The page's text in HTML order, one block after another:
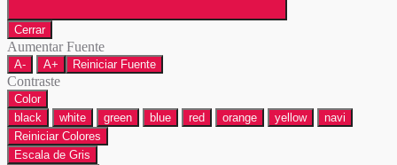
Cerrar
Aumentar Fuente
A- A+ Reiniciar Fuente
Contraste
Color
black
white green blue red orange yellow
navi
Reiniciar Colores
Escala de Gris